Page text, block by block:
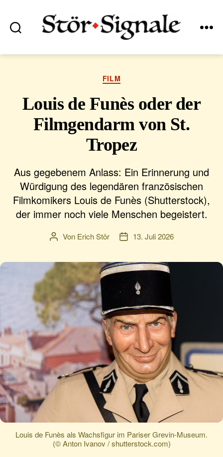
Kategorien
FILM
Louis de Funès oder der
Filmgendarm von St.
Tropez
Aus gegebenem Anlass: Ein Erinnerung und
Würdigung des legendären französischen
Filmkomikers Louis de Funès (Shutterstock),
der immer noch viele Menschen begeistert.
Beitragsautor
Von Erich Stör Veröffentlichungsdatum
13. Juli 2026
Louis de Funès als Wachsfigur im Pariser Grevin-Museum.
(© Anton Ivanov / shutterstock.com)